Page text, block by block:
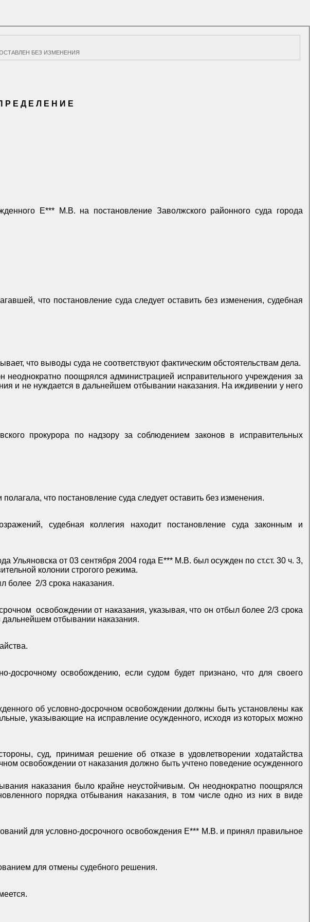
ОСТАВЛЕН БЕЗ ИЗМЕНЕНИЯ
Р Е Д Е Л Е Н И Е
Е*** М.В. на постановление Заволжского районного суда города
что постановление суда следует оставить без изменения, судебная
что выводы суда не соответствуют фактическим обстоятельствам дела.
поощрялся администрацией исправительного учреждения за
и не нуждается в дальнейшем отбывании наказания. На иждивении у него
прокурора по надзору за соблюдением законов в исправительных
что постановление суда следует оставить без изменения.
судебная коллегия находит постановление суда законным и
Ульяновска от 03 сентября 2004 года Е*** М.В. был осужден по ст.ст. 30 ч. 3,
колонии строгого режима.
более 2/3 срока наказания.
освобождении от наказания, указывая, что он отбыл более 2/3 срока
дальнейшем отбывании наказания.
освобождению, если судом будет признано, что для своего
об условно-досрочном освобождении должны быть установлены как
указывающие на исправление осужденного, исходя из которых можно
суд, принимая решение об отказе в удовлетворении ходатайства
освобождении от наказания должно быть учтено поведение осужденного
наказания было крайне неустойчивым. Он неоднократно поощрялся
порядка отбывания наказания, в том числе одно из них в виде
для условно-досрочного освобождения Е*** М.В. и принял правильное
для отмены судебного решения.